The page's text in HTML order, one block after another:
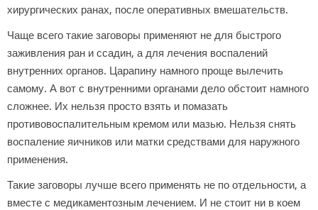
хирургических ранах, после оперативных вмешательств.
Чаще всего такие заговоры применяют не для быстрого
заживления ран и ссадин, а для лечения воспалений
внутренних органов. Царапину намного проще вылечить
самому. А вот с внутренними органами дело обстоит намного
сложнее. Их нельзя просто взять и помазать
противовоспалительным кремом или мазью. Нельзя снять
воспаление яичников или матки средствами для наружного
применения.
Такие заговоры лучше всего применять не по отдельности, а
вместе с медикаментозным лечением. И не стоит ни в коем